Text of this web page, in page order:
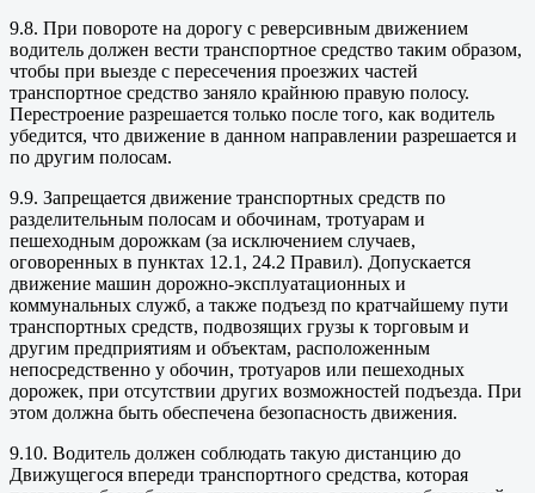
9.8. При повороте на дорогу с реверсивным движением
водитель должен вести транспортное средство таким образом,
чтобы при выезде с пересечения проезжих частей
транспортное средство заняло крайнюю правую полосу.
Перестроение разрешается только после того, как водитель
убедится, что движение в данном направлении разрешается и
по другим полосам.
9.9. Запрещается движение транспортных средств по
разделительным полосам и обочинам, тротуарам и
пешеходным дорожкам (за исключением случаев,
оговоренных в пунктах 12.1, 24.2 Правил). Допускается
движение машин дорожно-эксплуатационных и
коммунальных служб, а также подъезд по кратчайшему пути
транспортных средств, подвозящих грузы к торговым и
другим предприятиям и объектам, расположенным
непосредственно у обочин, тротуаров или пешеходных
дорожек, при отсутствии других возможностей подъезда. При
этом должна быть обеспечена безопасность движения.
9.10. Водитель должен соблюдать такую дистанцию до
Движущегося впереди транспортного средства, которая